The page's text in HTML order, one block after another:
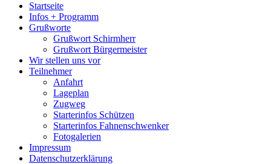
Startseite
Infos + Programm
Grußworte
Grußwort Schirmherr
Grußwort Bürgermeister
Wir stellen uns vor
Teilnehmer
Anfahrt
Lageplan
Zugweg
Starterinfos Schützen
Starterinfos Fahnenschwenker
Fotogalerien
Impressum
Datenschutzerklärung